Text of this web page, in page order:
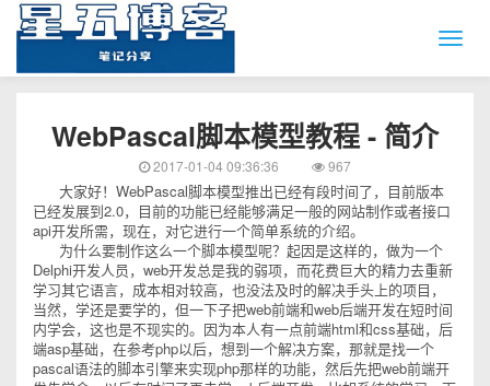
WebPascal脚本模型教程 - 简介
2017-01-04 09:36:36 967
大家好！WebPascal脚本模型推出已经有段时间了，目前版本
已经发展到2.0，目前的功能已经能够满足一般的网站制作或者接口
api开发所需，现在，对它进行一个简单系统的介绍。
为什么要制作这么一个脚本模型呢？起因是这样的，做为一个
Delphi开发人员，web开发总是我的弱项，而花费巨大的精力去重新
学习其它语言，成本相对较高，也没法及时的解决手头上的项目，
当然，学还是要学的，但一下子把web前端和web后端开发在短时间
内学会，这也是不现实的。因为本人有一点前端html和css基础，后
端asp基础，在参考php以后，想到一个解决方案，那就是找一个
pascal语法的脚本引擎来实现php那样的功能，然后先把web前端开